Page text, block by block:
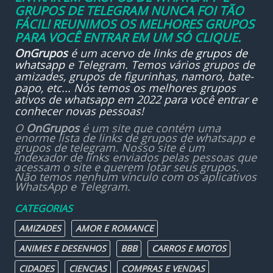
GRUPOS DE TELEGRAM NUNCA FOI TÃO
FÁCIL! REUNIMOS OS MELHORES GRUPOS
PARA VOCÊ ENTRAR EM UM SÓ CLIQUE.
OnGruposé um acervo de links de grupos de
whatsappe Telegram. Temos vários grupos de
amizades, grupos de figurinhas, namoro, bate-
papo, etc... Nós temos os melhores grupos
ativos de whatsapp em 2022 para você entrar e
conhecer novas pessoas!
O OnGruposé um site que contém uma
enorme lista de links de grupos de whatsapp e
grupos de telegram. Nosso site é um
indexador de links enviados pelas pessoas que
acessam o site e querem lotar seus grupos.
Não temos nenhum vínculo com os aplicativos
WhatsApp e Telegram.
CATEGORIAS
AMIZADES
AMOR E ROMANCE
ANIMES E DESENHOS
BBB
CARROS E MOTOS
CIDADES
CIENCIAS COMPRAS E VENDAS